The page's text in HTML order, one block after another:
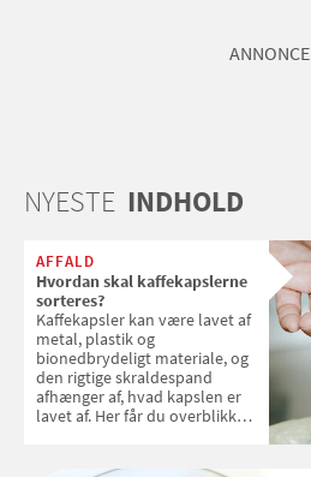
ANNONCE
NYESTE INDHOLD
AFFALD
Hvordan skal kaffekapslerne
sorteres?
Kaffekapsler kan være lavet af
metal, plastik og
bionedbrydeligt materiale, og
den rigtige skraldespand
afhænger af, hvad kapslen er
lavet af. Her får du overblikket